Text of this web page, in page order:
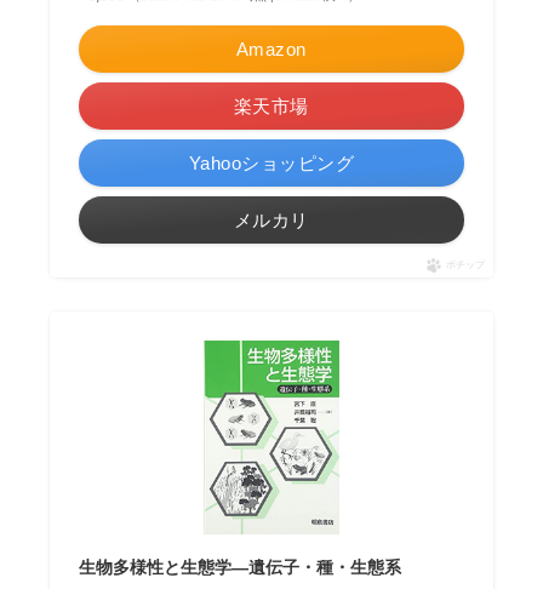
Amazon
楽天市場
Yahooショッピング
メルカリ
ポチップ
生物多様性と生態学―遺伝子・種・生態系